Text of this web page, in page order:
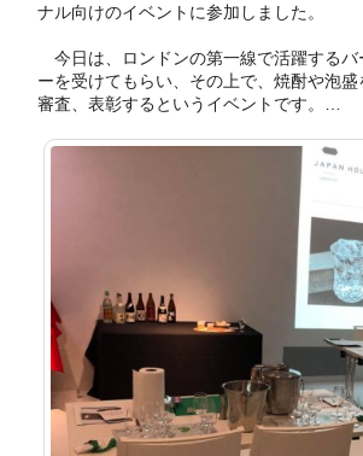
ナル向けのイベントに参加しました。
今日は、ロンドンの第一線で活躍するバ
ーを受けてもらい、その上で、焼酎や泡
審査、表彰するというイベントです。…